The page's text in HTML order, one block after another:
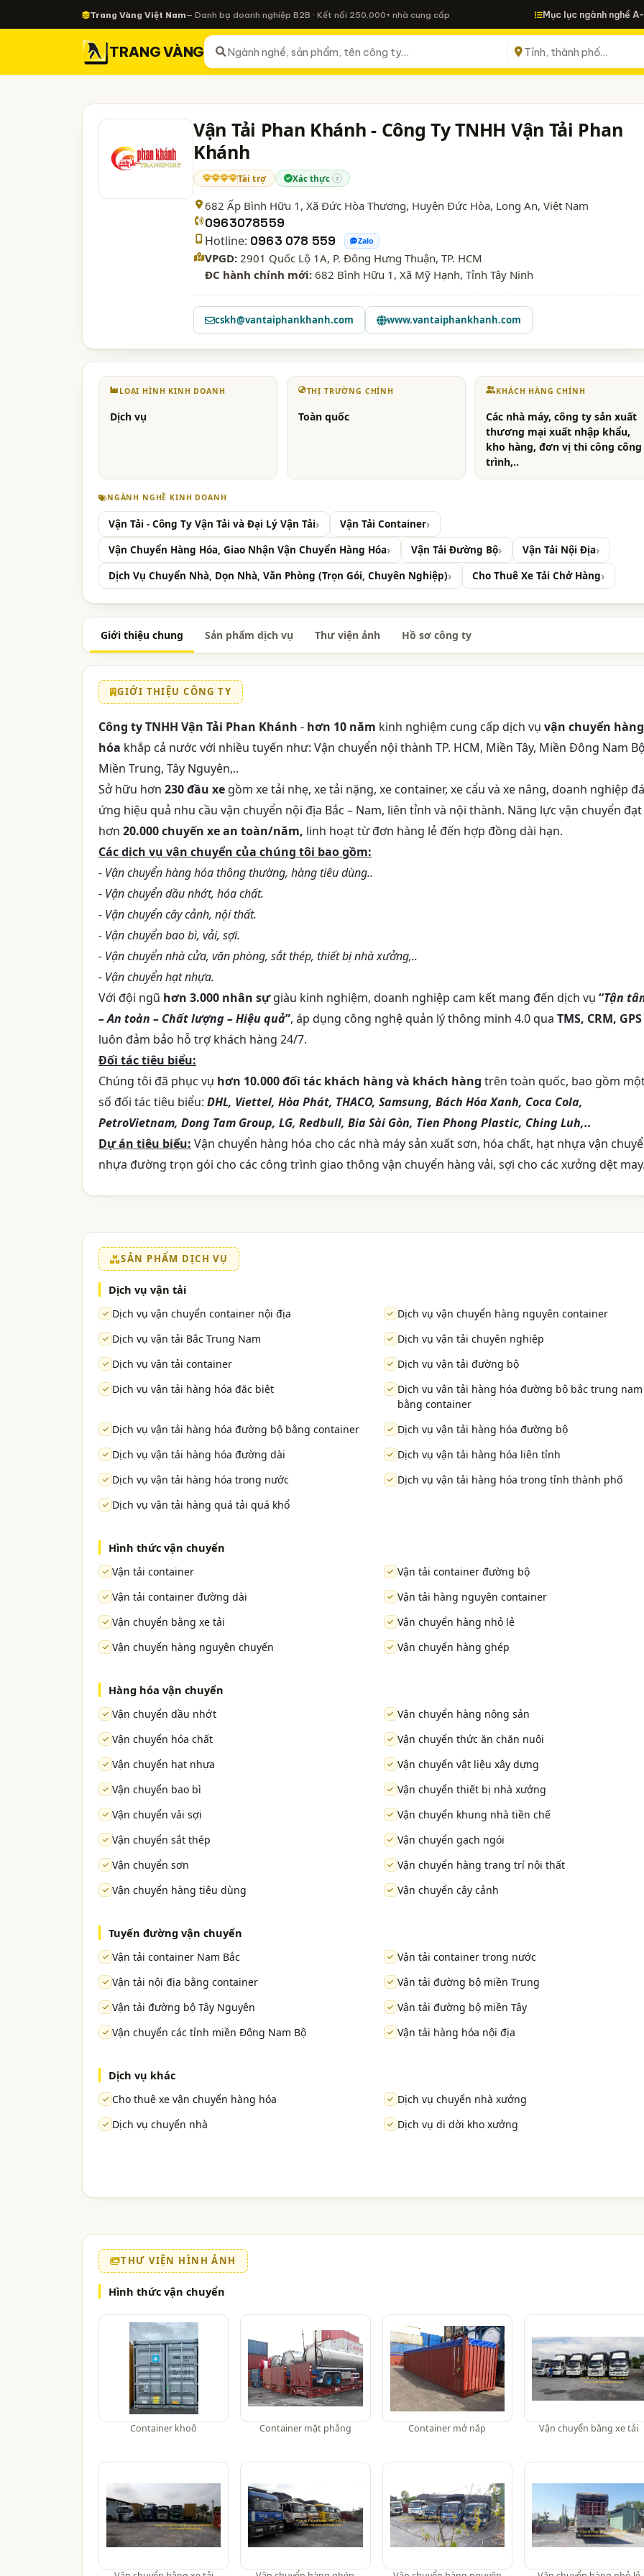
Trang Vàng Việt Nam— Danh bạ doanh nghiệp B2B · Kết nối 250.000+ nhà cung cấp Mục lục ngành nghề
TRANG VÀNG
Vận Tải Phan Khánh - Công Ty TNHH Vận Tải Phan
Khánh
Tài trợ Xác thực ?
682 Ấp Bình Hữu 1, Xã Đức Hòa Thượng, Huyện Đức Hòa, Long An, Việt Nam
0963078559
Hotline: 0963 078 559 Zalo
VPGD: 2901 Quốc Lộ 1A, P. Đông Hưng Thuận, TP. HCM
ĐC hành chính mới: 682 Bình Hữu 1, Xã Mỹ Hạnh, Tỉnh Tây Ninh
cskh@vantaiphankhanh.com www.vantaiphankhanh.com
LOẠI HÌNH KINH DOANH
Dịch vụ
THỊ TRƯỜNG CHÍNH
Toàn quốc
KHÁCH HÀNG CHÍNH
Các nhà máy, công ty sản xuất
thương mại xuất nhập khẩu,
kho hàng, đơn vị thi công công
trình,..
NGÀNH NGHỀ KINH DOANH
Vận Tải - Công Ty Vận Tải và Đại Lý Vận Tải
Vận Tải Container
Vận Chuyển Hàng Hóa, Giao Nhận Vận Chuyển Hàng Hóa
Vận Tải Đường Bộ
Vận Tải Nội Địa
Dịch Vụ Chuyển Nhà, Dọn Nhà, Văn Phòng (Trọn Gói, Chuyên Nghiệp)
Cho Thuê Xe Tải Chở Hàng
Giới thiệu chung Sản phẩm dịch vụ Thư viện ảnh Hồ sơ công ty
GIỚI THIỆU CÔNG TY
Công ty TNHH Vận Tải Phan Khánh - hơn 10 năm kinh nghiệm cung cấp dịch vụ vận chuyển hàng
hóa khắp cả nước với nhiều tuyến như: Vận chuyển nội thành TP. HCM, Miền Tây, Miền Đông Nam
Miền Trung, Tây Nguyên,..
Sở hữu hơn 230 đầu xe gồm xe tải nhẹ, xe tải nặng, xe container, xe cẩu và xe nâng, doanh nghiệp
ứng hiệu quả nhu cầu vận chuyển nội địa Bắc – Nam, liên tỉnh và nội thành. Năng lực vận chuyển đạt
hơn 20.000 chuyến xe an toàn/năm, linh hoạt từ đơn hàng lẻ đến hợp đồng dài hạn.
Các dịch vụ vận chuyển của chúng tôi bao gồm:
- Vận chuyển hàng hóa thông thường, hàng tiêu dùng..
- Vận chuyển dầu nhớt, hóa chất.
- Vận chuyển cây cảnh, nội thất.
- Vận chuyển bao bì, vải, sợi.
- Vận chuyển nhà cửa, văn phòng, sắt thép, thiết bị nhà xưởng,..
- Vận chuyển hạt nhựa.
Với đội ngũ hơn 3.000 nhân sựgiàu kinh nghiệm, doanh nghiệp cam kết mang đến dịch vụ “Tận
– An toàn – Chất lượng – Hiệu quả”, áp dụng công nghệ quản lý thông minh 4.0 qua TMS, CRM, GPS
luôn đảm bảo hỗ trợ khách hàng 24/7.
Đối tác tiêu biểu:
Chúng tôi đã phục vụ hơn 10.000 đối tác khách hàng và khách hàng trên toàn quốc, bao gồm
số đối tác tiêu biểu: DHL, Viettel, Hòa Phát, THACO, Samsung, Bách Hóa Xanh, Coca Cola,
PetroVietnam, Dong Tam Group, LG, Redbull, Bia Sài Gòn, Tien Phong Plastic, Ching Luh,..
Dự án tiêu biểu: Vận chuyển hàng hóa cho các nhà máy sản xuất sơn, hóa chất, hạt nhựa vận
nhựa đường trọn gói cho các công trình giao thông vận chuyển hàng vải, sợi cho các xưởng dệt may.
SẢN PHẨM DỊCH VỤ
Dịch vụ vận tải
Dịch vụ vận chuyển container nội địa
Dịch vụ vận chuyển hàng nguyên container
Dịch vụ vận tải Bắc Trung Nam
Dịch vụ vận tải chuyên nghiệp
Dịch vụ vận tải container
Dịch vụ vận tải đường bộ
Dịch vụ vận tải hàng hóa đặc biệt
Dịch vụ vân tải hàng hóa đường bộ bắc trung nam
bằng container
Dịch vụ vận tải hàng hóa đường bộ bằng container
Dịch vụ vận tải hàng hóa đường bộ
Dịch vụ vận tải hàng hóa đường dài
Dịch vụ vận tải hàng hóa liên tỉnh
Dịch vụ vận tải hàng hóa trong nước
Dịch vụ vận tải hàng hóa trong tỉnh thành phố
Dịch vụ vận tải hàng quá tải quá khổ
Hình thức vận chuyển
Vận tải container
Vận tải container đường bộ
Vận tải container đường dài
Vận tải hàng nguyên container
Vận chuyển bằng xe tải
Vận chuyển hàng nhỏ lẻ
Vận chuyển hàng nguyên chuyến
Vận chuyển hàng ghép
Hàng hóa vận chuyển
Vận chuyển dầu nhớt
Vận chuyển hàng nông sản
Vận chuyển hóa chất
Vận chuyển thức ăn chăn nuôi
Vận chuyển hạt nhựa
Vận chuyển vật liệu xây dựng
Vận chuyển bao bì
Vận chuyển thiết bị nhà xưởng
Vận chuyển vải sợi
Vận chuyển khung nhà tiền chế
Vận chuyển sắt thép
Vận chuyển gạch ngói
Vận chuyển sơn
Vận chuyển hàng trang trí nội thất
Vận chuyển hàng tiêu dùng
Vận chuyển cây cảnh
Tuyến đường vận chuyển
Vận tải container Nam Bắc
Vận tải container trong nước
Vận tải nội địa bằng container
Vận tải đường bộ miền Trung
Vận tải đường bộ Tây Nguyên
Vận tải đường bộ miền Tây
Vận chuyển các tỉnh miền Đông Nam Bộ
Vận tải hàng hóa nội địa
Dịch vụ khác
Cho thuê xe vận chuyển hàng hóa
Dịch vụ chuyển nhà xưởng
Dịch vụ chuyển nhà
Dịch vụ di dời kho xưởng
THƯ VIỆN HÌNH ẢNH
Hình thức vận chuyển
Container khoô Container mặt phẳng Container mở nắp Vận chuyển bằng xe tải